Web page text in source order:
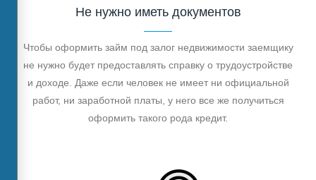
Не нужно иметь документов
Чтобы оформить займ под залог недвижимости заемщику
не нужно будет предоставлять справку о трудоустройстве
и доходе. Даже если человек не имеет ни официальной
работ, ни заработной платы, у него все же получиться
оформить такого рода кредит.